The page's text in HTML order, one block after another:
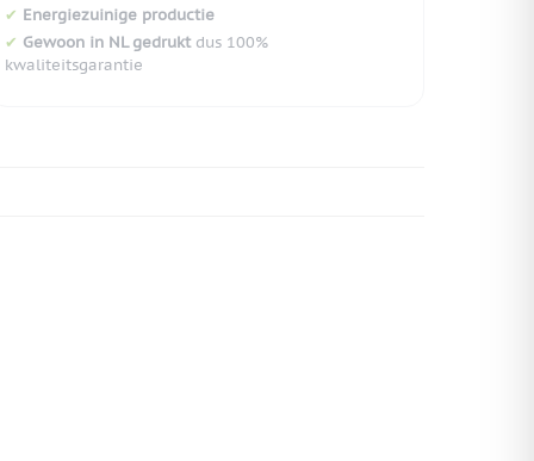
✔ Energiezuinige productie
✔ Gewoon in NL gedruktdus 100%
kwaliteitsgarantie